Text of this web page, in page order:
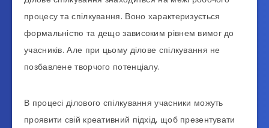
процесу та спілкування. Воно характеризується
формальністю та дещо зависоким рівнем вимог до
учасників. Але при цьому ділове спілкування не
позбавлене творчого потенціалу.
В процесі ділового спілкування учасники можуть
проявити свій креативний підхід, щоб презентувати